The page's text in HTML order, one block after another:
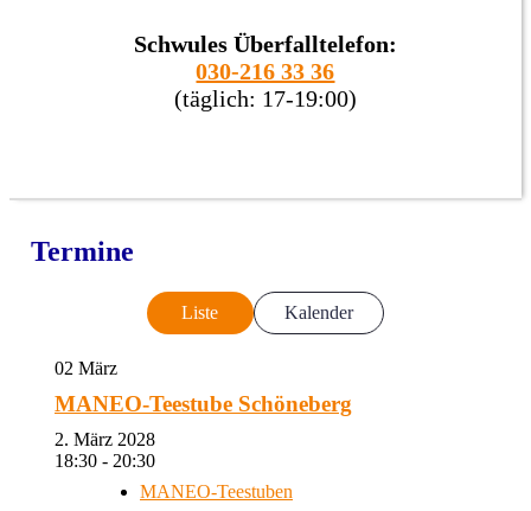
Schwules Überfalltelefon:
030-216 33 36
(täglich: 17-19:00)
Termine
Liste Kalender
02 März
MANEO-Teestube Schöneberg
2. März 2028
18:30 - 20:30
MANEO-Teestuben